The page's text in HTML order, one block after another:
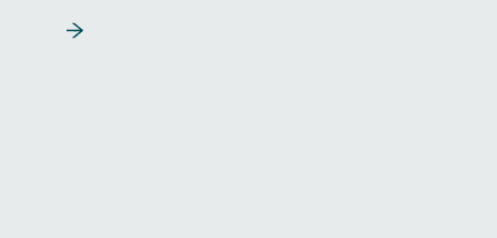
Lire la suite